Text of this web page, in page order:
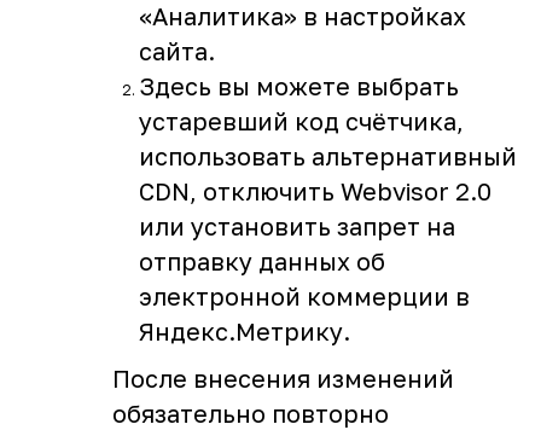
«Аналитика» в настройках
сайта.
Здесь вы можете выбрать
устаревший код счётчика,
использовать альтернативный
CDN, отключить Webvisor 2.0
или установить запрет на
отправку данных об
электронной коммерции в
Яндекс.Метрику.
После внесения изменений
обязательно повторно